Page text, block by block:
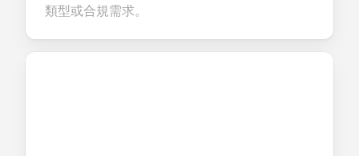
類型或合規需求。